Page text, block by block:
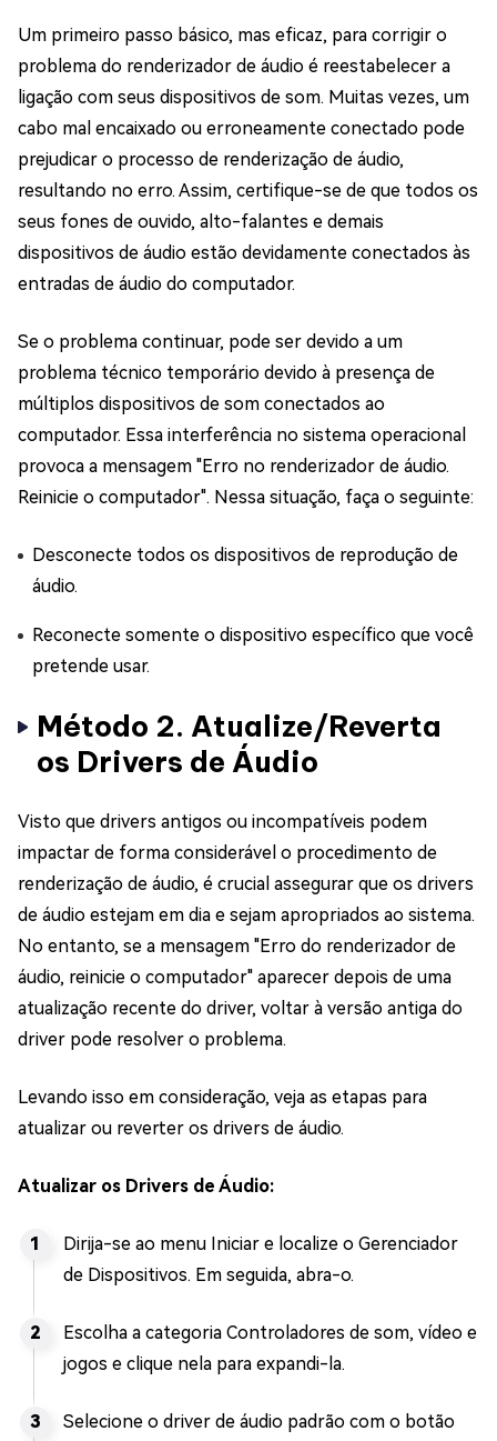
Um primeiro passo básico, mas eficaz, para corrigir o
problema do renderizador de áudio é reestabelecer a
ligação com seus dispositivos de som. Muitas vezes, um
cabo mal encaixado ou erroneamente conectado pode
prejudicar o processo de renderização de áudio,
resultando no erro. Assim, certifique-se de que todos os
seus fones de ouvido, alto-falantes e demais
dispositivos de áudio estão devidamente conectados às
entradas de áudio do computador.
Se o problema continuar, pode ser devido a um
problema técnico temporário devido à presença de
múltiplos dispositivos de som conectados ao
computador. Essa interferência no sistema operacional
provoca a mensagem "Erro no renderizador de áudio.
Reinicie o computador". Nessa situação, faça o seguinte:
Desconecte todos os dispositivos de reprodução de
áudio.
Reconecte somente o dispositivo específico que você
pretende usar.
Método 2. Atualize/Reverta
os Drivers de Áudio
Visto que drivers antigos ou incompatíveis podem
impactar de forma considerável o procedimento de
renderização de áudio, é crucial assegurar que os drivers
de áudio estejam em dia e sejam apropriados ao sistema.
No entanto, se a mensagem "Erro do renderizador de
áudio, reinicie o computador" aparecer depois de uma
atualização recente do driver, voltar à versão antiga do
driver pode resolver o problema.
Levando isso em consideração, veja as etapas para
atualizar ou reverter os drivers de áudio.
Atualizar os Drivers de Áudio:
Dirija-se ao menu Iniciar e localize o Gerenciador
de Dispositivos. Em seguida, abra-o.
Escolha a categoria Controladores de som, vídeo e
jogos e clique nela para expandi-la.
Selecione o driver de áudio padrão com o botão